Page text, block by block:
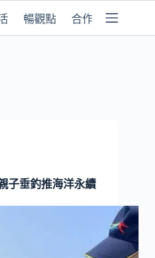
暢觀點 合作媒體
子垂釣推海洋永續